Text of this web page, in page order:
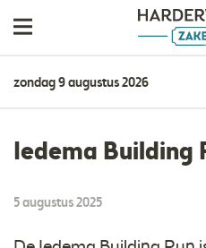
zondag 9 augustus 2026
Iedema Building
5 augustus 2025